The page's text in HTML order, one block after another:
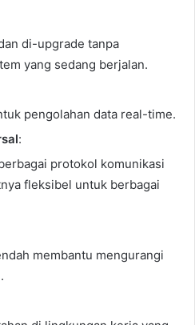
di-upgrade tanpa
yang sedang berjalan.
pengolahan data real-time.
:
protokol komunikasi
fleksibel untuk berbagai
membantu mengurangi